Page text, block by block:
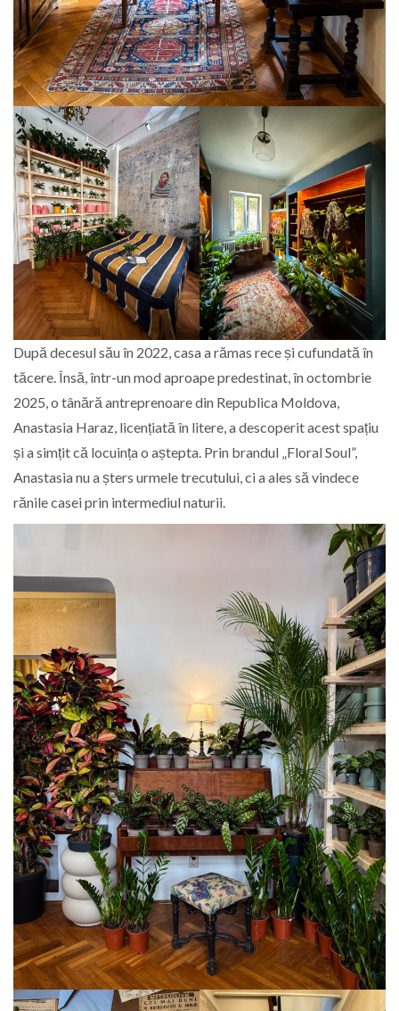
După decesul său în 2022, casa a rămas rece și cufundată în
tăcere. Însă, într-un mod aproape predestinat, în octombrie
2025, o tânără antreprenoare din Republica Moldova,
Anastasia Haraz, licențiată în litere, a descoperit acest spațiu
și a simțit că locuința o aștepta. Prin brandul „Floral Soul”,
Anastasia nu a șters urmele trecutului, ci a ales să vindece
rănile casei prin intermediul naturii.